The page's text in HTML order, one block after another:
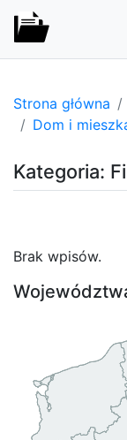
Strona główna
Dom i
Kategoria:
Brak wpisów.